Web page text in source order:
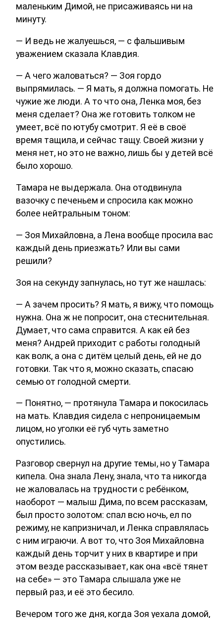
маленьким Димой, не присаживаясь ни на
минуту.
— И ведь не жалуешься, — с фальшивым
уважением сказала Клавдия.
— А чего жаловаться? — Зоя гордо
выпрямилась. — Я мать, я должна помогать. Не
чужие же люди. А то что она, Ленка моя, без
меня сделает? Она же готовить толком не
умеет, всё по ютубу смотрит. Я её в своё
время тащила, и сейчас тащу. Своей жизни у
меня нет, но это не важно, лишь бы у детей всё
было хорошо.
Тамара не выдержала. Она отодвинула
вазочку с печеньем и спросила как можно
более нейтральным тоном:
— Зоя Михайловна, а Лена вообще просила вас
каждый день приезжать? Или вы сами
решили?
Зоя на секунду запнулась, но тут же нашлась:
— А зачем просить? Я мать, я вижу, что помощь
нужна. Она ж не попросит, она стеснительная.
Думает, что сама справится. А как ей без
меня? Андрей приходит с работы голодный
как волк, а она с дитём целый день, ей не до
готовки. Так что я, можно сказать, спасаю
семью от голодной смерти.
— Понятно, — протянула Тамара и покосилась
на мать. Клавдия сидела с непроницаемым
лицом, но уголки её губ чуть заметно
опустились.
Разговор свернул на другие темы, но у Тамара
кипела. Она знала Лену, знала, что та никогда
не жаловалась на трудности с ребёнком,
наоборот — малыш Дима, по всем рассказам,
был просто золотом: спал всю ночь, ел по
режиму, не капризничал, и Ленка справлялась
с ним играючи. А вот то, что Зоя Михайловна
каждый день торчит у них в квартире и при
этом везде рассказывает, как она «всё тянет
на себе» — это Тамара слышала уже не
первый раз, и её это бесило.
Вечером того же дня, когда Зоя уехала домой,